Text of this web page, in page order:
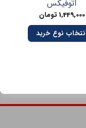
اتوفیکس
تومان
نوع خرید